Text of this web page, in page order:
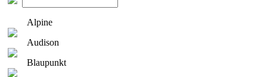
Alpine
Audison
Blaupunkt